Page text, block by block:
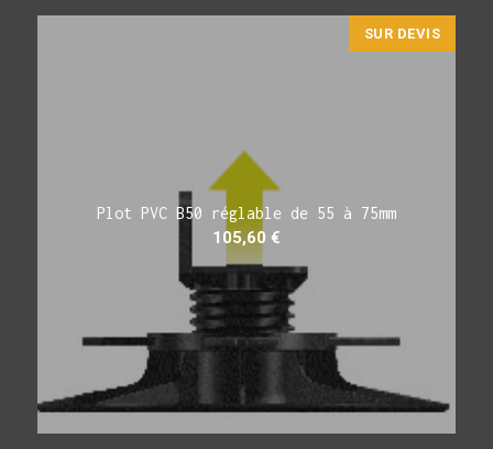
SUR DEVIS
Plot PVC B50 réglable de 55 à 75mm
105,60 €